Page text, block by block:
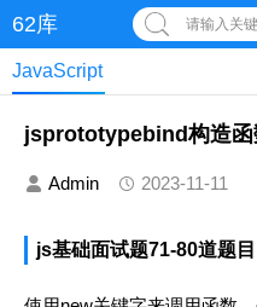
62库 请输入关
JavaScript
jsprototypebind构造函
Admin 2023-11-11
js基础面试题71-80道题目